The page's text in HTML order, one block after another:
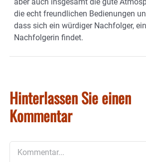
die echt freundlichen Bedienungen
dass sich ein würdiger Nachfolger,
Nachfolgerin findet.
Hinterlassen Sie einen
Kommentar